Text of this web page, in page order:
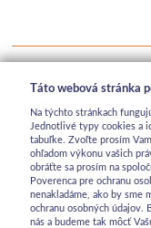
Táto webová stránka
Na týchto stránkach
Jednotlivé typy cookies a
tabuľke. Zvoľte prosím
ohľadom výkonu vašich
obráťte sa prosím na
Poverenca pre ochranu
nenakladáme, ako by sme
ochranu osobných údajov.
nás a budeme tak môcť